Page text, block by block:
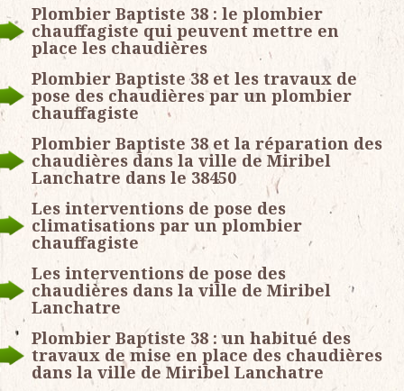
Plombier Baptiste 38 : le plombier
chauffagiste qui peuvent mettre en
place les chaudières
Plombier Baptiste 38 et les travaux de
pose des chaudières par un plombier
chauffagiste
Plombier Baptiste 38 et la réparation des
chaudières dans la ville de Miribel
Lanchatre dans le 38450
Les interventions de pose des
climatisations par un plombier
chauffagiste
Les interventions de pose des
chaudières dans la ville de Miribel
Lanchatre
Plombier Baptiste 38 : un habitué des
travaux de mise en place des chaudières
dans la ville de Miribel Lanchatre